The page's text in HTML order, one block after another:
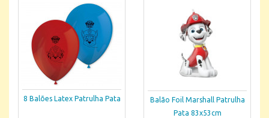
8 Balões Latex Patrulha Pata
Balão Foil Marshall Patrulha
Pata 83x53cm